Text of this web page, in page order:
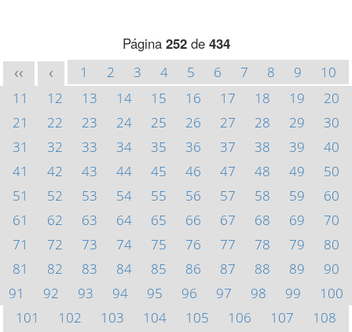
Página 252de 434
<< < 1 2 3 4 5 6 7 8 9
10
11
12 13 14 15 16 17 18 19
20
21
22 23 24 25 26 27 28 29
30
31
32 33 34 35 36 37 38 39
40
41
42 43 44 45 46 47 48 49
50
51
52 53 54 55 56 57 58 59
60
61
62 63 64 65 66 67 68 69
70
71
72 73 74 75 76 77 78 79
80
81
82 83 84 85 86 87 88 89
90
91
92 93 94 95 96 97 98 99
100
101
102 103 104 105 106 107
108